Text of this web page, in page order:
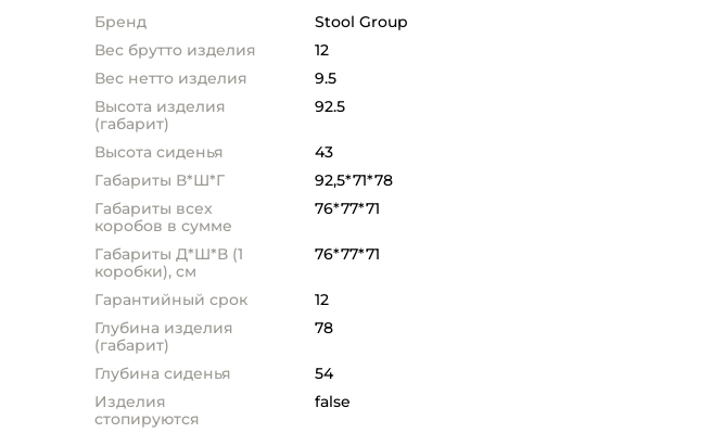
Бренд
Stool Group
Вес брутто изделия
12
Вес нетто изделия
9.5
Высота изделия
(габарит)
92.5
Высота сиденья
43
Габариты В*Ш*Г
92,5*71*78
Габариты всех
коробов в сумме
76*77*71
Габариты Д*Ш*В (1
коробки), см
76*77*71
Гарантийный срок
12
Глубина изделия
(габарит)
78
Глубина сиденья
54
Изделия
стопируются
false